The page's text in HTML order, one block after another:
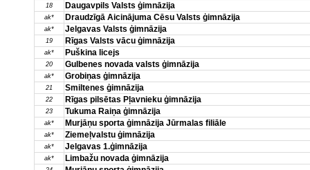
18 Daugavpils Valsts ģimnāzija
ak* Draudzīgā Aicinājuma Cēsu Valsts ģimnāzija
ak* Jelgavas Valsts ģimnāzija
19 Rīgas Valsts vācu ģimnāzija
ak* Puškina licejs
20 Gulbenes novada valsts ģimnāzija
ak* Grobiņas ģimnāzija
21 Smiltenes ģimnāzija
22 Rīgas pilsētas Pļavnieku ģimnāzija
23 Tukuma Raiņa ģimnāzija
ak* Murjāņu sporta ģimnāzija Jūrmalas filiāle
ak* Ziemeļvalstu ģimnāzija
ak* Jelgavas 1.ģimnāzija
ak* Limbažu novada ģimnāzija